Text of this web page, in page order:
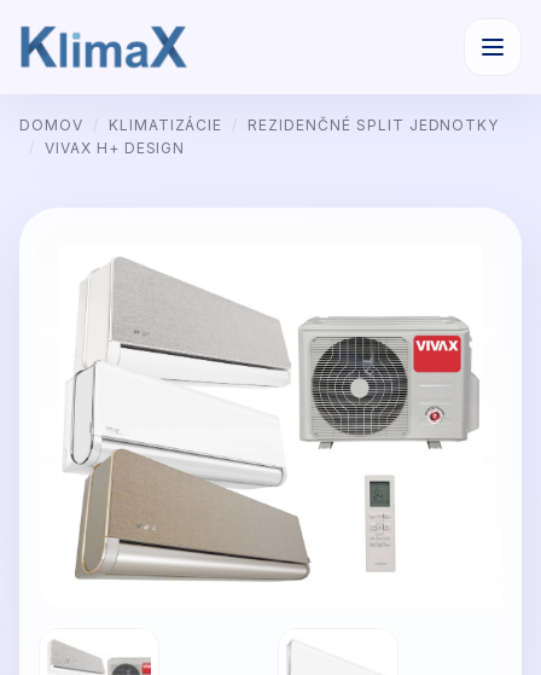
na
DOMOV / KLIMATIZÁCIE /
REZIDENČNÉ SPLIT JEDNOTKY
VIVAX H+ DESIGN